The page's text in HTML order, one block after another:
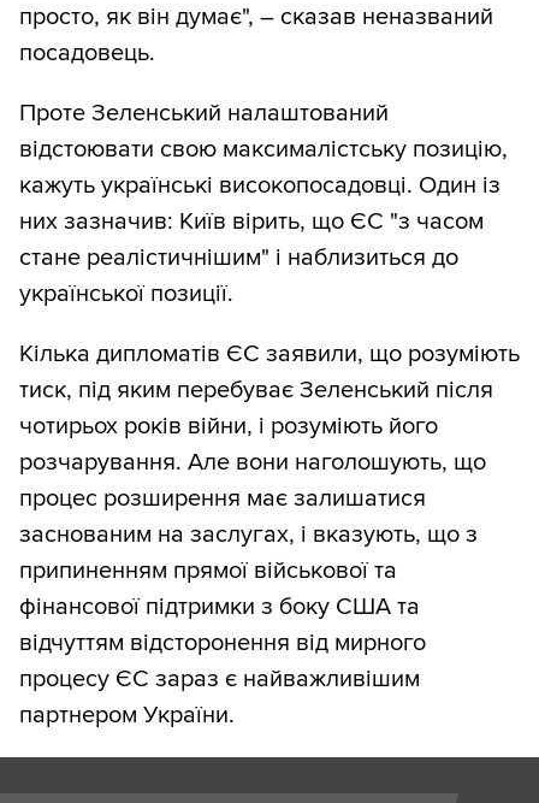
просто, як він думає", – сказав неназваний
посадовець.
Проте Зеленський налаштований
відстоювати свою максималістську позицію,
кажуть українські високопосадовці. Один із
них зазначив: Київ вірить, що ЄС "з часом
стане реалістичнішим" і наблизиться до
української позиції.
Кілька дипломатів ЄС заявили, що розуміють
тиск, під яким перебуває Зеленський після
чотирьох років війни, і розуміють його
розчарування. Але вони наголошують, що
процес розширення має залишатися
заснованим на заслугах, і вказують, що з
припиненням прямої військової та
фінансової підтримки з боку США та
відчуттям відсторонення від мирного
процесу ЄС зараз є найважливішим
партнером України.